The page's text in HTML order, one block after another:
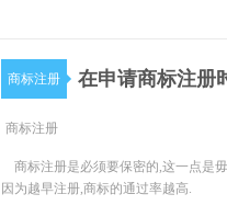
商标注册 在申请商标注册
商标注册
商标注册是必须要保密的,这一点是
因为越早注册,商标的通过率越高.